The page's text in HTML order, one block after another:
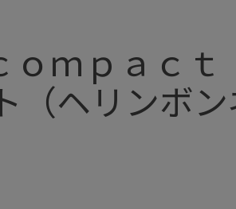
ｍｐａｃｔ
ヘリンボン